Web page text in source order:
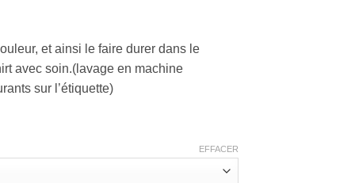
et ainsi le faire durer dans le
avec soin.(lavage en machine
sur l’étiquette)
EFFACER